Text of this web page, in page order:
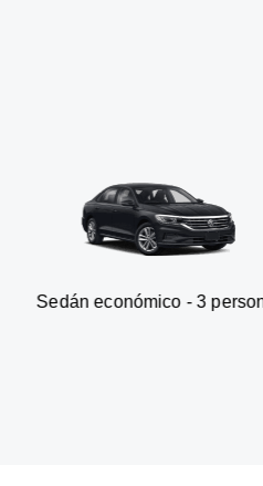
- 3 personas